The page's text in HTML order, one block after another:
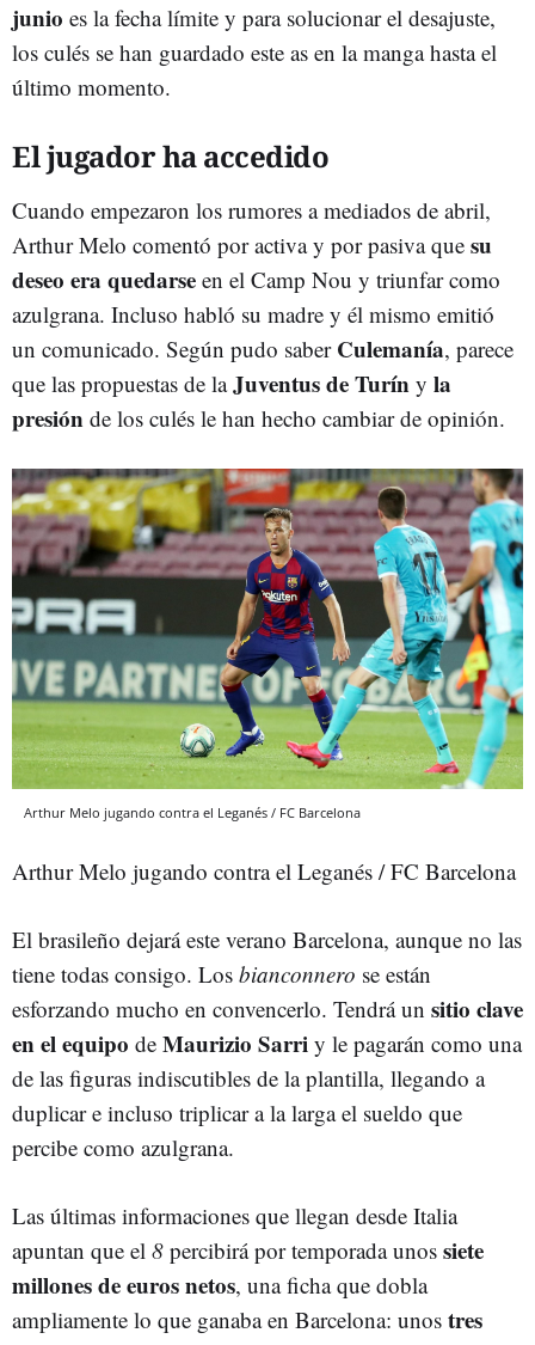
junio es la fecha límite y para solucionar el desajuste,
los culés se han guardado este as en la manga hasta el
último momento.
El jugador ha accedido
Cuando empezaron los rumores a mediados de abril,
Arthur Melo comentó por activa y por pasiva que su
deseo era quedarse en el Camp Nou y triunfar como
azulgrana. Incluso habló su madre y él mismo emitió
un comunicado. Según pudo saber Culemanía, parece
que las propuestas de laJuventus de Turín y la
presión de los culés le han hecho cambiar de opinión.
Arthur Melo jugando contra el Leganés / FC Barcelona
Arthur Melo jugando contra el Leganés / FC Barcelona
El brasileño dejará este verano Barcelona, aunque no las
tiene todas consigo. Los bianconnero se están
esforzando mucho en convencerlo. Tendrá un sitio clave
en el equipo de Maurizio Sarri y le pagarán como una
de las figuras indiscutibles de la plantilla, llegando a
duplicar e incluso triplicar a la larga el sueldo que
percibe como azulgrana.
Las últimas informaciones que llegan desde Italia
apuntan que el 8 percibirá por temporada unos siete
millones de euros netos, una ficha que dobla
ampliamente lo que ganaba en Barcelona: unos tres